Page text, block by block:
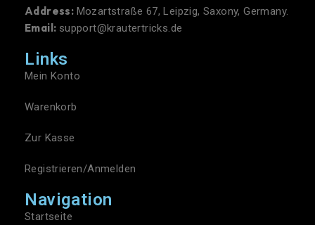
Address: Mozartstraße 67, Leipzig, Saxony, Germany.
Email: support@krautertricks.de
Links
Mein Konto
Warenkorb
Zur Kasse
Registrieren/Anmelden
Navigation
Startseite